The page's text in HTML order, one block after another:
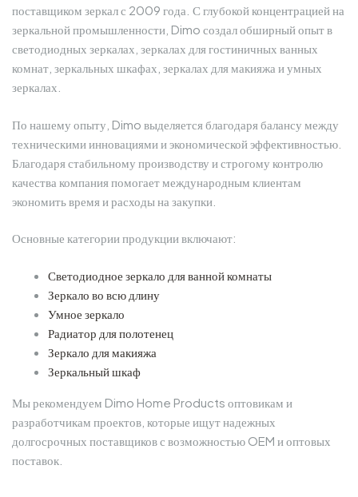
поставщиком зеркал с 2009 года. С глубокой концентрацией на
зеркальной промышленности, Dimo создал обширный опыт в
светодиодных зеркалах, зеркалах для гостиничных ванных
комнат, зеркальных шкафах, зеркалах для макияжа и умных
зеркалах.
По нашему опыту, Dimo выделяется благодаря балансу между
техническими инновациями и экономической эффективностью.
Благодаря стабильному производству и строгому контролю
качества компания помогает международным клиентам
экономить время и расходы на закупки.
Основные категории продукции включают:
Светодиодное зеркало для ванной комнаты
Зеркало во всю длину
Умное зеркало
Радиатор для полотенец
Зеркало для макияжа
Зеркальный шкаф
Мы рекомендуем Dimo Home Products оптовикам и
разработчикам проектов, которые ищут надежных
долгосрочных поставщиков с возможностью OEM и оптовых
поставок.